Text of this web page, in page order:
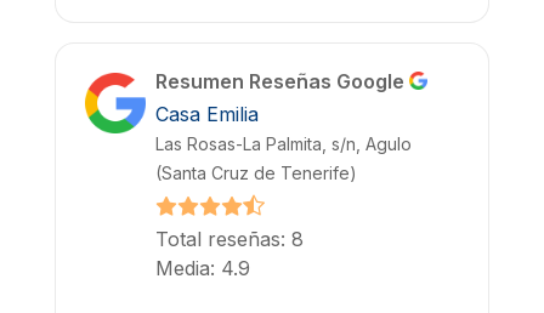
Resumen Reseñas Google
Casa Emilia
Las Rosas-La Palmita, s/n, Agulo
(Santa Cruz de Tenerife)
Total reseñas: 8
Media: 4.9